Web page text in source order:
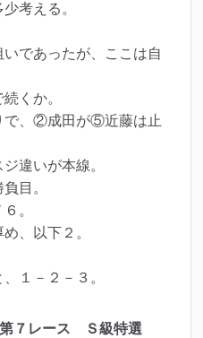
考える。
であったが、ここは自
くか。
で、②成田が⑤近藤は止
違いが本線。
目。
。
、以下２。
１－２－３。
７レース Ｓ級特選